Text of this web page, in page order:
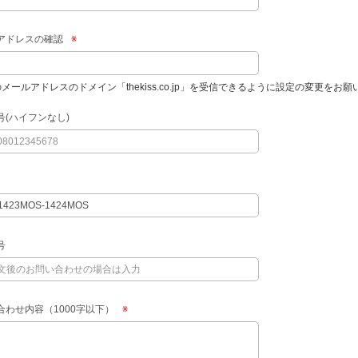
ドレスの確認 ※
ールアドレスのドメイン「thekiss.co.jp」を受信できるように設定の変更をお願
(ハイフンなし)
わせ内容（1000字以下） ※